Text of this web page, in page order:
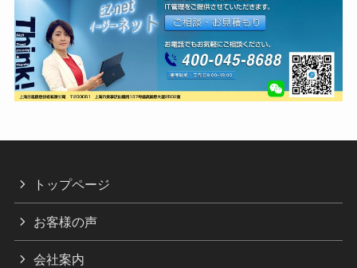
トップページ
お客様の声
会社案内